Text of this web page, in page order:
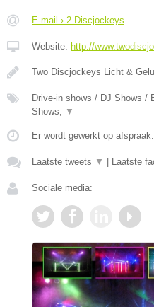
E-mail › 2 Discjockeys
Website: http://
Two Discjockeys Licht &
Drive-in shows / DJ Shows /
Shows,
▼
Er wordt gewerkt op afspraak.
Laatste tweets ▼ | Laatste
Sociale media: